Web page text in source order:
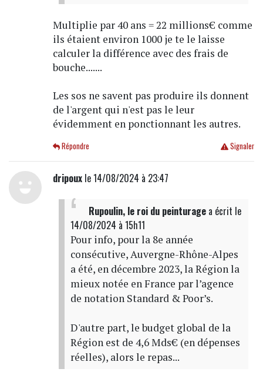
Multiplie par 40 ans = 22 millions€ comme
ils étaient environ 1000 je te le laisse
calculer la différence avec des frais de
bouche.......
Les sos ne savent pas produire ils donnent
de l'argent qui n'est pas le leur
évidemment en ponctionnant les autres.
Signaler
Répondre
dripouxle 14/08/2024 à 23:47
Rupoulin, le roi du peinturagea écrit le
14/08/2024 à 15h11
Pour info, pour la 8e année
consécutive, Auvergne-Rhône-Alpes
a été, en décembre 2023, la Région la
mieux notée en France par l’agence
de notation Standard & Poor’s.
D'autre part, le budget global de la
Région est de 4,6 Mds€ (en dépenses
réelles), alors le repas...